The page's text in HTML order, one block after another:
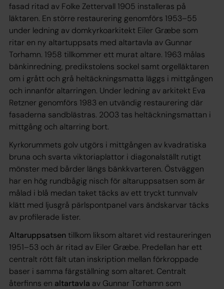
fasad ritad av Folke Zettervall 1905 installeras på
läktaren. En större restaurering genomförs 1953–55
under ledning av domkyrkoarkitekt Eiler Græbe som
ritar en ny altartuppsats med altartavla av Gunnar
Torhamn. 1958 tillkommer ett murat altare. 1963 målas
bänkinredning, predikstolens sockel samt orgelläktaren
om i grått och grå heltäckningsmatta läggs i mittgången
och innanför altarringen. Under ledning av arkitekt Eva
Retzner genomförs 1983 en utvändig restaurering där
fasaderna sandblästras. 2003 tas heltäckningsmattan i
mittgång och altarring bort.
Kyrkorummets golv utgörs i mittgången av kvadratiska
bruna och svarta viktoriaplattor i diagonalställt rutigt
mönster med bårder längs bänkkvarteren. Östväggen
har en hög rundbågig nisch för altaruppsatsen som är
målad i blå medan taket täcks av ett tryckt tunnvalv
klätt med ljusgrå pärlspontpanel vars ändskarvar täcks
av profilerade lister.
Altaruppsatsentillkom liksom altaret vid restaureringen
1951–53 och är ritad av Eiler Græbe. Predellan har ett
centralt rött fält utan inskription mellan förkroppade
baser i samma färgställning som altaret. Centralt
återfinns en altartavla av Gunnar Torhamn som